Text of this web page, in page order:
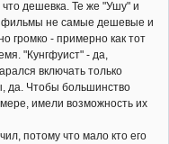
что дешевка. Те же "Ушу" и
фильмы не самые дешевые и
громко - примерно как тот
"Кунгфуист" - да,
включать только
да. Чтобы большинство
имели возможность их
потому что мало кто его